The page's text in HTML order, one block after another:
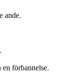
ande.
förbannelse.